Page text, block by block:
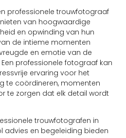
professionele trouwfotograaf
van hoogwaardige
en opwinding van hun
de intieme momenten
en emotie van de
professionele fotograaf kan
ervaring voor het
te coördineren, momenten
te zorgen dat elk detail wordt
trouwfotografen in
advies en begeleiding bieden